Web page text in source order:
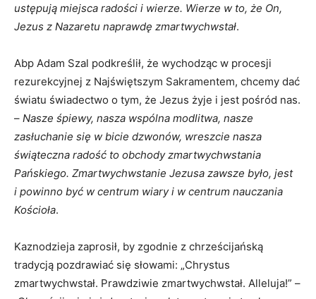
ustępują miejsca radości i wierze. Wierze w to, że On,
Jezus z Nazaretu naprawdę zmartwychwstał.
Abp Adam Szal podkreślił, że wychodząc w procesji
rezurekcyjnej z Najświętszym Sakramentem, chcemy dać
światu świadectwo o tym, że Jezus żyje i jest pośród nas.
– Nasze śpiewy, nasza wspólna modlitwa, nasze
zasłuchanie się w bicie dzwonów, wreszcie nasza
świąteczna radość to obchody zmartwychwstania
Pańskiego. Zmartwychwstanie Jezusa zawsze było, jest
i powinno być w centrum wiary i w centrum nauczania
Kościoła.
Kaznodzieja zaprosił, by zgodnie z chrześcijańską
tradycją pozdrawiać się słowami: „Chrystus
zmartwychwstał. Prawdziwie zmartwychwstał. Alleluja!” –